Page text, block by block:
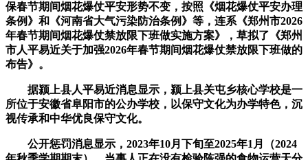
保春节期间烟花爆仗平安形势不变，按照《烟花爆仗平安办理
条例》和《河南省大气污染防治条例》等，连系《郑州市2026
年春节期间烟花爆仗禁放限下班做实施方案》，草拟了《郑州
市人平易近关于加强2026年春节期间烟花爆仗禁放限下班做的
布告》。
据颍上县人平易近消息显示，颍上县关屯乡核心学校是一
所位于安徽省阜阳市的公办学校，以保守文化为办学特色，沉
视传承和中华优良保守文化。
公开惩罚消息显示，2023年10月下旬至2025年1月（2024